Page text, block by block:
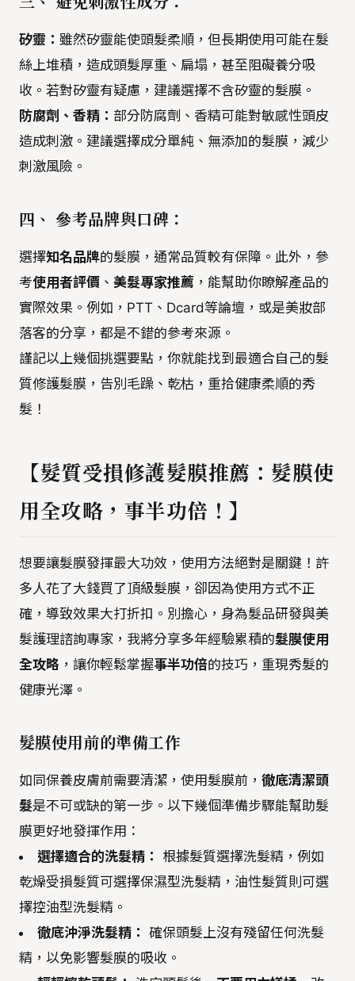
矽靈： 雖然矽靈能使頭髮柔順，但長期使用可能在髮
絲上堆積，造成頭髮厚重、扁塌，甚至阻礙養分吸
收。若對矽靈有疑慮，建議選擇不含矽靈的髮膜。
防腐劑、香精： 部分防腐劑、香精可能對敏感性頭皮
造成刺激。建議選擇成分單純、無添加的髮膜，減少
刺激風險。
四、 參考品牌與口碑：
選擇知名品牌的髮膜，通常品質較有保障。此外，參
考使用者評價 、 美髮專家推薦 ，能幫助你瞭解產品的
實際效果。例如，PTT、Dcard等論壇，或是美妝部
落客的分享，都是不錯的參考來源。
謹記以上幾個挑選要點，你就能找到最適合自己的髮
質修護髮膜，告別毛躁、乾枯，重拾健康柔順的秀
髮！
【髮質受損修護髮膜推薦：髮膜使
用全攻略，事半功倍！】
想要讓髮膜發揮最大功效，使用方法絕對是關鍵！許
多人花了大錢買了頂級髮膜，卻因為使用方式不正
確，導致效果大打折扣。別擔心，身為髮品研發與美
髮護理諮詢專家，我將分享多年經驗累積的髮膜使用
全攻略 ，讓你輕鬆掌握事半功倍的技巧，重現秀髮的
健康光澤。
髮膜使用前的準備工作
如同保養皮膚前需要清潔，使用髮膜前， 徹底清潔頭
髮是不可或缺的第一步。以下幾個準備步驟能幫助髮
膜更好地發揮作用：
選擇適合的洗髮精：
根據髮質選擇洗髮精，例如
乾燥受損髮質可選擇保濕型洗髮精，油性髮質則可選
擇控油型洗髮精。
徹底沖淨洗髮精： 確保頭髮上沒有殘留任何洗髮
精，以免影響髮膜的吸收。